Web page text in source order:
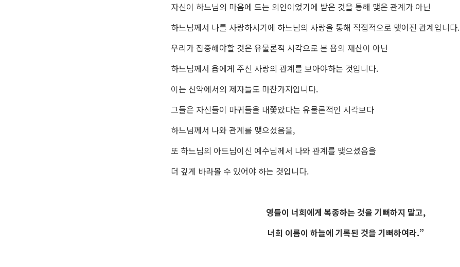
자신이 하느님의 마음에 드는 의인이었기에 받은 것을 통해 맺은 관계가 아닌
하느님께서 나를 사랑하시기에 하느님의 사랑을 통해 직접적으로 맺어진 관계입니다.
우리가 집중해야할 것은 유물론적 시각으로 본 욥의 재산이 아닌
하느님께서 욥에게 주신 사랑의 관계를 보아야하는 것입니다.
이는 신약에서의 제자들도 마찬가지입니다.
그들은 자신들이 마귀들을 내쫓았다는 유물론적인 시각보다
하느님께서 나와 관계를 맺으셨음을,
또 하느님의 아드님이신 예수님께서 나와 관계를 맺으셨음을
더 깊게 바라볼 수 있어야 하는 것입니다.
영들이 너희에게 복종하는 것을 기뻐하지 말고,
너희 이름이 하늘에 기록된 것을 기뻐하여라.”